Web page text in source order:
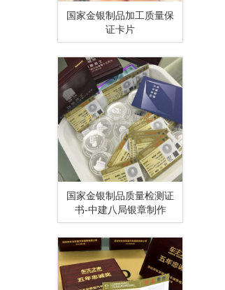
国家金银制品加工质量保
证卡片
国家金银制品质量检测证
书-中建八局银章制作